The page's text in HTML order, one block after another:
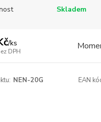
Skladem
/ks
DPH
NEN-20G EAN